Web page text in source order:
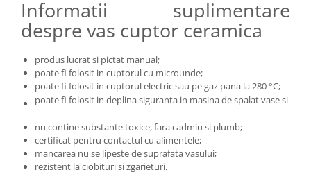
Informatii suplimentare
despre vas cuptor ceramica
produs lucrat si pictat manual;
poate fi folosit in cuptorul cu microunde;
poate fi folosit in cuptorul electric sau pe gaz pana la 280 °C;
poate fi folosit in deplina siguranta in masina de spalat vase si in
nu contine substante toxice, fara cadmiu si plumb;
certificat pentru contactul cu alimentele;
mancarea nu se lipeste de suprafata vasului;
rezistent la ciobituri si zgarieturi.